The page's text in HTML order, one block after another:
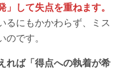
して失点を重ねます。
るにもかかわらず、ミス
です。
れば「得点への執着が希